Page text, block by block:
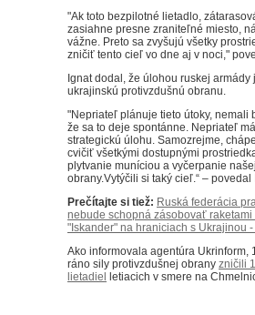
"Ak toto bezpilotné lietadlo,
zasiahne presne zraniteľné miesto,
vážne. Preto sa zvyšujú všetky
zničiť tento cieľ vo dne aj v noci,"
Ignat dodal, že úlohou ruskej armády
ukrajinskú protivzdušnú obranu.
"Nepriateľ plánuje tieto útoky, nemali
že sa to deje spontánne. Nepriateľ
strategickú úlohu. Samozrejme,
cvičiť všetkými dostupnými
plytvanie muníciou a vyčerpanie
obrany.Vytýčili si taký cieľ.“ – povedal
Prečítajte si tiež: Ruská federácia
nebude schopná zásobovať raketami
"Iskander" na hraniciach s Ukrajinou -
Ako informovala agentúra Ukrinform,
ráno sily protivzdušnej obrany zničili
lietadiel letiacich v smere na